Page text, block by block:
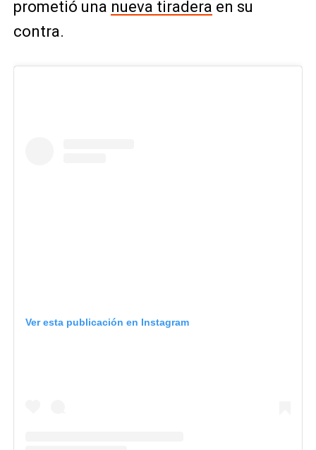
prometió una nueva tiradera en su
contra.
Ver esta publicación en Instagram